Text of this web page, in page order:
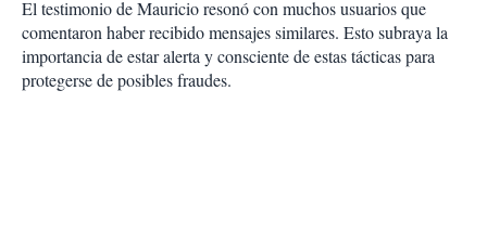
El testimonio de Mauricio resonó con muchos usuarios que
comentaron haber recibido mensajes similares. Esto subraya la
importancia de estar alerta y consciente de estas tácticas para
protegerse de posibles fraudes.